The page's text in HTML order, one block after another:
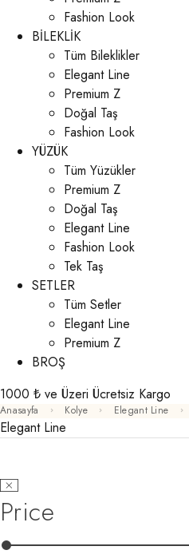
Fashion Look
BİLEKLİK
Tüm Bileklikler
Elegant Line
Premium Z
Doğal Taş
Fashion Look
YÜZÜK
Tüm Yüzükler
Premium Z
Doğal Taş
Elegant Line
Fashion Look
Tek Taş
SETLER
Tüm Setler
Elegant Line
Premium Z
BROŞ
1000 ₺ ve Üzeri Ücretsiz Kargo
Anasayfa Kolye Elegant Line
Elegant Line
Price